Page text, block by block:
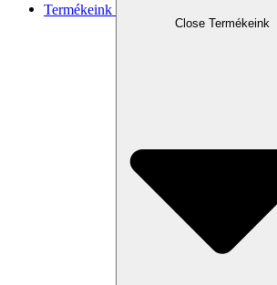
Termékeink
Close Termékeink